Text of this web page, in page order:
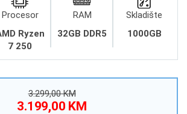
Procesor
Ryzen
7 250
RAM
32GB DDR5
Skladište
1000GB
3.299,00 KM
3.199,00 KM